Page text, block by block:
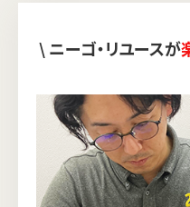
\ ニーゴ・リユースが